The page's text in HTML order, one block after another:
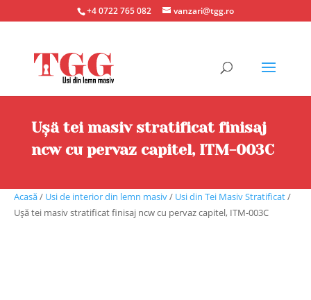
+4 0722 765 082 vanzari@tgg.ro
Ușă tei masiv stratificat finisaj
ncw cu pervaz capitel, ITM-003C
Acasă/ Usi de interior din lemn masiv/ Usi din Tei Masiv Stratificat/
Ușă tei masiv stratificat finisaj ncw cu pervaz capitel, ITM-003C